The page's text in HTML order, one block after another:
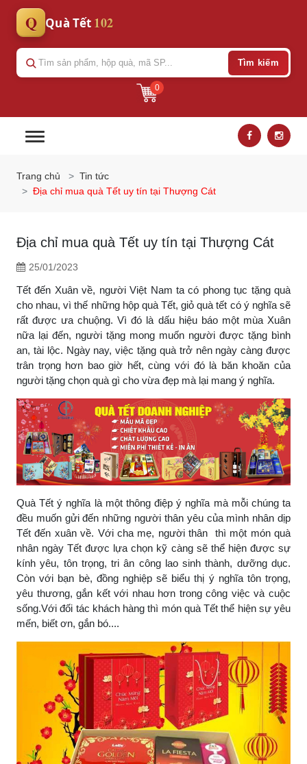
Q Quà Tết 102
0
Tìm kiếm
Trang chủ
Tin tức
Địa chỉ mua quà Tết uy tín tại Thượng Cát
Địa chỉ mua quà Tết uy tín tại Thượng Cát
25/01/2023
Tết đến Xuân về, người Việt Nam ta có phong tục tặng quà
cho nhau, vì thế những hộp quà Tết, giỏ quà tết có ý nghĩa sẽ
rất được ưa chuộng. Vì đó là dấu hiệu báo một mùa Xuân
nữa lại đến, người tặng mong muốn người được tặng bình
an, tài lộc. Ngày nay, việc tặng quà trở nên ngày càng được
trân trọng hơn bao giờ hết, cùng với đó là băn khoăn của
người tặng chọn quà gì cho vừa đẹp mà lại mang ý nghĩa.
Quà Tết ý nghĩa là một thông điệp ý nghĩa mà mỗi chúng ta
đều muốn gửi đến những người thân yêu của mình nhân dịp
Tết đến xuân về. Với cha mẹ, người thân thì một món quà
nhân ngày Tết được lựa chọn kỹ càng sẽ thể hiện được sự
kính yêu, tôn trọng, tri ân công lao sinh thành, dưỡng dục.
Còn với bạn bè, đồng nghiệp sẽ biểu thị ý nghĩa tôn trọng,
yêu thương, gắn kết với nhau hơn trong công việc và cuộc
sống.Với đối tác khách hàng thì món quà Tết thể hiện sự yêu
mến, biết ơn, gắn bó....